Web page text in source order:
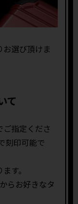
お選び頂けま
て
ご指定くださ
刻印可能で
す。
らお好きなタ